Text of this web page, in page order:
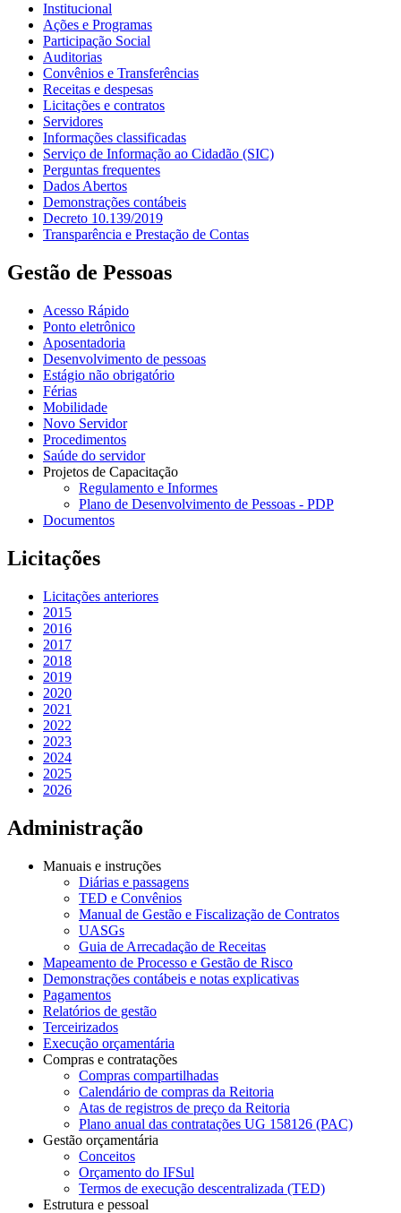
Institucional
Ações e Programas
Participação Social
Auditorias
Convênios e Transferências
Receitas e despesas
Licitações e contratos
Servidores
Informações classificadas
Serviço de Informação ao Cidadão (SIC)
Perguntas frequentes
Dados Abertos
Demonstrações contábeis
Decreto 10.139/2019
Transparência e Prestação de Contas
Gestão de Pessoas
Acesso Rápido
Ponto eletrônico
Aposentadoria
Desenvolvimento de pessoas
Estágio não obrigatório
Férias
Mobilidade
Novo Servidor
Procedimentos
Saúde do servidor
Projetos de Capacitação
Regulamento e Informes
Plano de Desenvolvimento de Pessoas - PDP
Documentos
Licitações
Licitações anteriores
2015
2016
2017
2018
2019
2020
2021
2022
2023
2024
2025
2026
Administração
Manuais e instruções
Diárias e passagens
TED e Convênios
Manual de Gestão e Fiscalização de Contratos
UASGs
Guia de Arrecadação de Receitas
Mapeamento de Processo e Gestão de Risco
Demonstrações contábeis e notas explicativas
Pagamentos
Relatórios de gestão
Terceirizados
Execução orçamentária
Compras e contratações
Compras compartilhadas
Calendário de compras da Reitoria
Atas de registros de preço da Reitoria
Plano anual das contratações UG 158126 (PAC)
Gestão orçamentária
Conceitos
Orçamento do IFSul
Termos de execução descentralizada (TED)
Estrutura e pessoal